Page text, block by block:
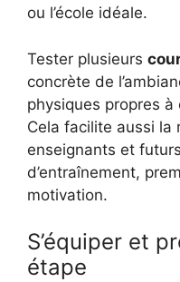
ou l’école idéale.
Tester plusieurs
concrète de
physiques propres à
Cela facilite aussi la
enseignants et
d’entraînement,
motivation.
S’équiper et
étape